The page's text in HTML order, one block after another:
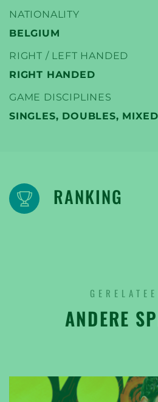
NATIONALITY
BELGIUM
RIGHT / LEFT HANDED
RIGHT HANDED
GAME DISCIPLINES
SINGLES, DOUBLES, MIXED
RANKING
ANDERE